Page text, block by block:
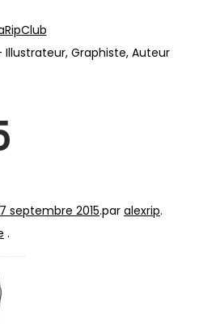
Illustrateur, Graphiste, Auteur
septembre 2015.par alexrip.
.